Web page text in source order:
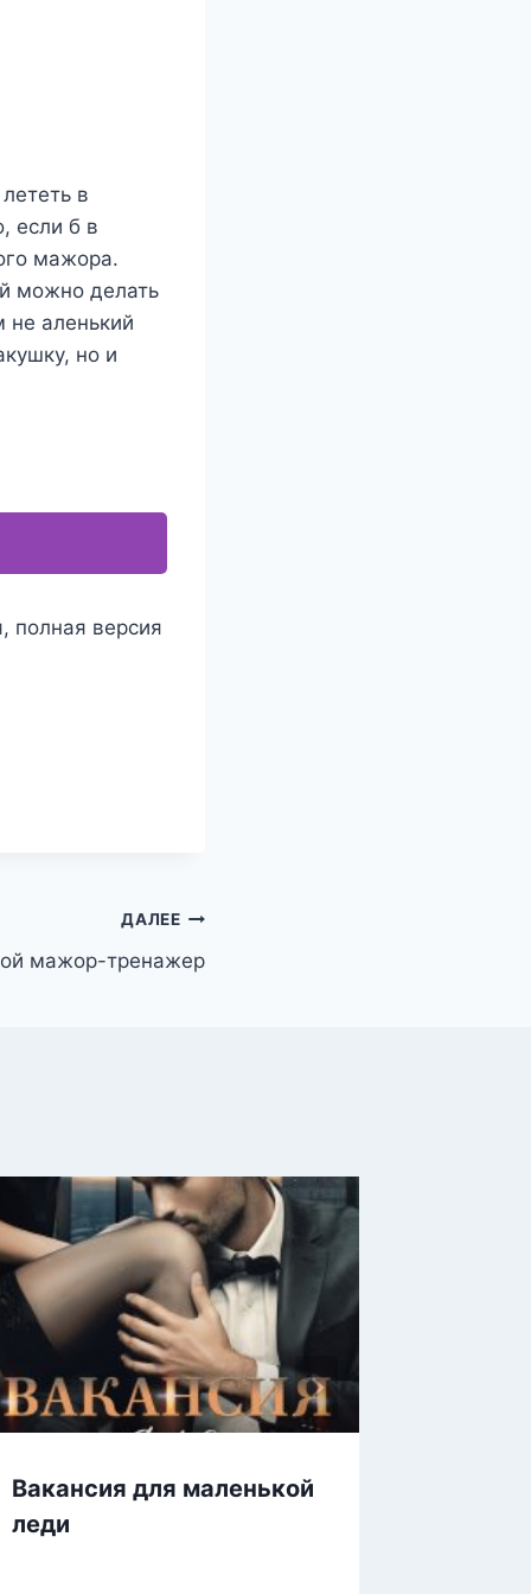
в
если б в
мажора.
можно делать
не аленький
но и
полная версия
ДАЛЕЕ
мажор-тренажер
Вакансия для маленькой
леди